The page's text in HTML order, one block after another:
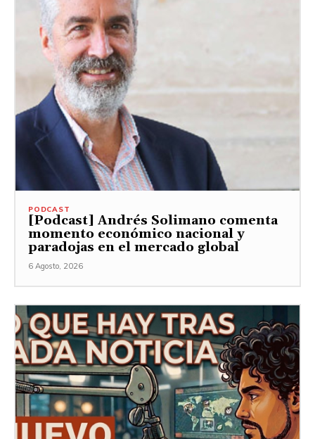
PODCAST
[Podcast] Andrés Solimano comenta
momento económico nacional y
paradojas en el mercado global
6 Agosto, 2026